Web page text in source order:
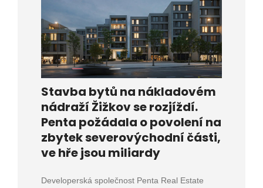
Stavba bytů na nákladovém
nádraží Žižkov se rozjíždí.
Penta požádala o povolení na
zbytek severovýchodní části,
ve hře jsou miliardy
Developerská společnost Penta Real Estate